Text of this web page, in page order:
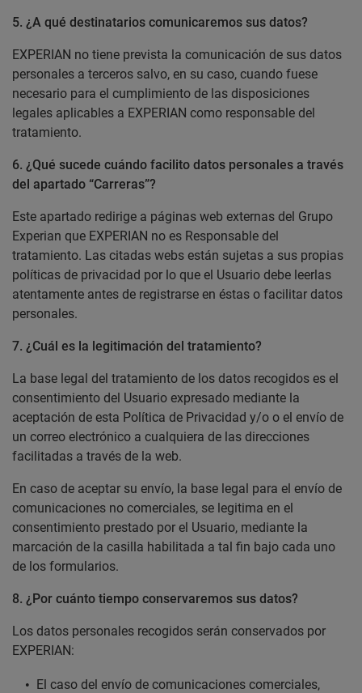
5. ¿A qué destinatarios comunicaremos sus datos?
EXPERIAN no tiene prevista la comunicación de sus datos
personales a terceros salvo, en su caso, cuando fuese
necesario para el cumplimiento de las disposiciones
legales aplicables a EXPERIAN como responsable del
tratamiento.
6. ¿Qué sucede cuándo facilito datos personales a través
del apartado “Carreras”?
Este apartado redirige a páginas web externas del Grupo
Experian que EXPERIAN no es Responsable del
tratamiento. Las citadas webs están sujetas a sus propias
políticas de privacidad por lo que el Usuario debe leerlas
atentamente antes de registrarse en éstas o facilitar datos
personales.
7. ¿Cuál es la legitimación del tratamiento?
La base legal del tratamiento de los datos recogidos es el
consentimiento del Usuario expresado mediante la
aceptación de esta Política de Privacidad y/o o el envío de
un correo electrónico a cualquiera de las direcciones
facilitadas a través de la web.
En caso de aceptar su envío, la base legal para el envío de
comunicaciones no comerciales, se legitima en el
consentimiento prestado por el Usuario, mediante la
marcación de la casilla habilitada a tal fin bajo cada uno
de los formularios.
8. ¿Por cuánto tiempo conservaremos sus datos?
Los datos personales recogidos serán conservados por
EXPERIAN:
El caso del envío de comunicaciones comerciales,